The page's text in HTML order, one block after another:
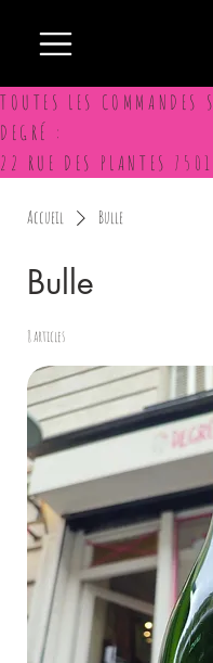
Accueil Bulle
Bulle
8 articles
TOUTES LES COMMANDES
DEGRÉ :
22 RUE DES PLANTES